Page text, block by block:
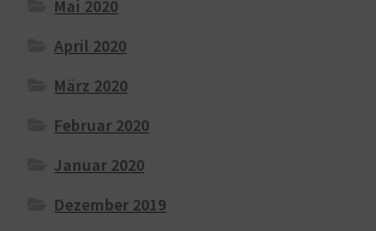
Mai 2020
April 2020
März 2020
Februar 2020
Januar 2020
Dezember 2019